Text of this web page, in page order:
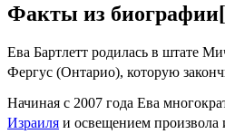
Факты из биографии[
Ева Бартлетт родилась в штате
Фергус (Онтарио), которую
Начиная с 2007 года Ева
Израиля и освещением произвола